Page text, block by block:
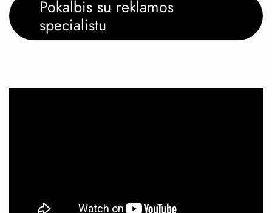
Pokalbis su reklamos
specialistu